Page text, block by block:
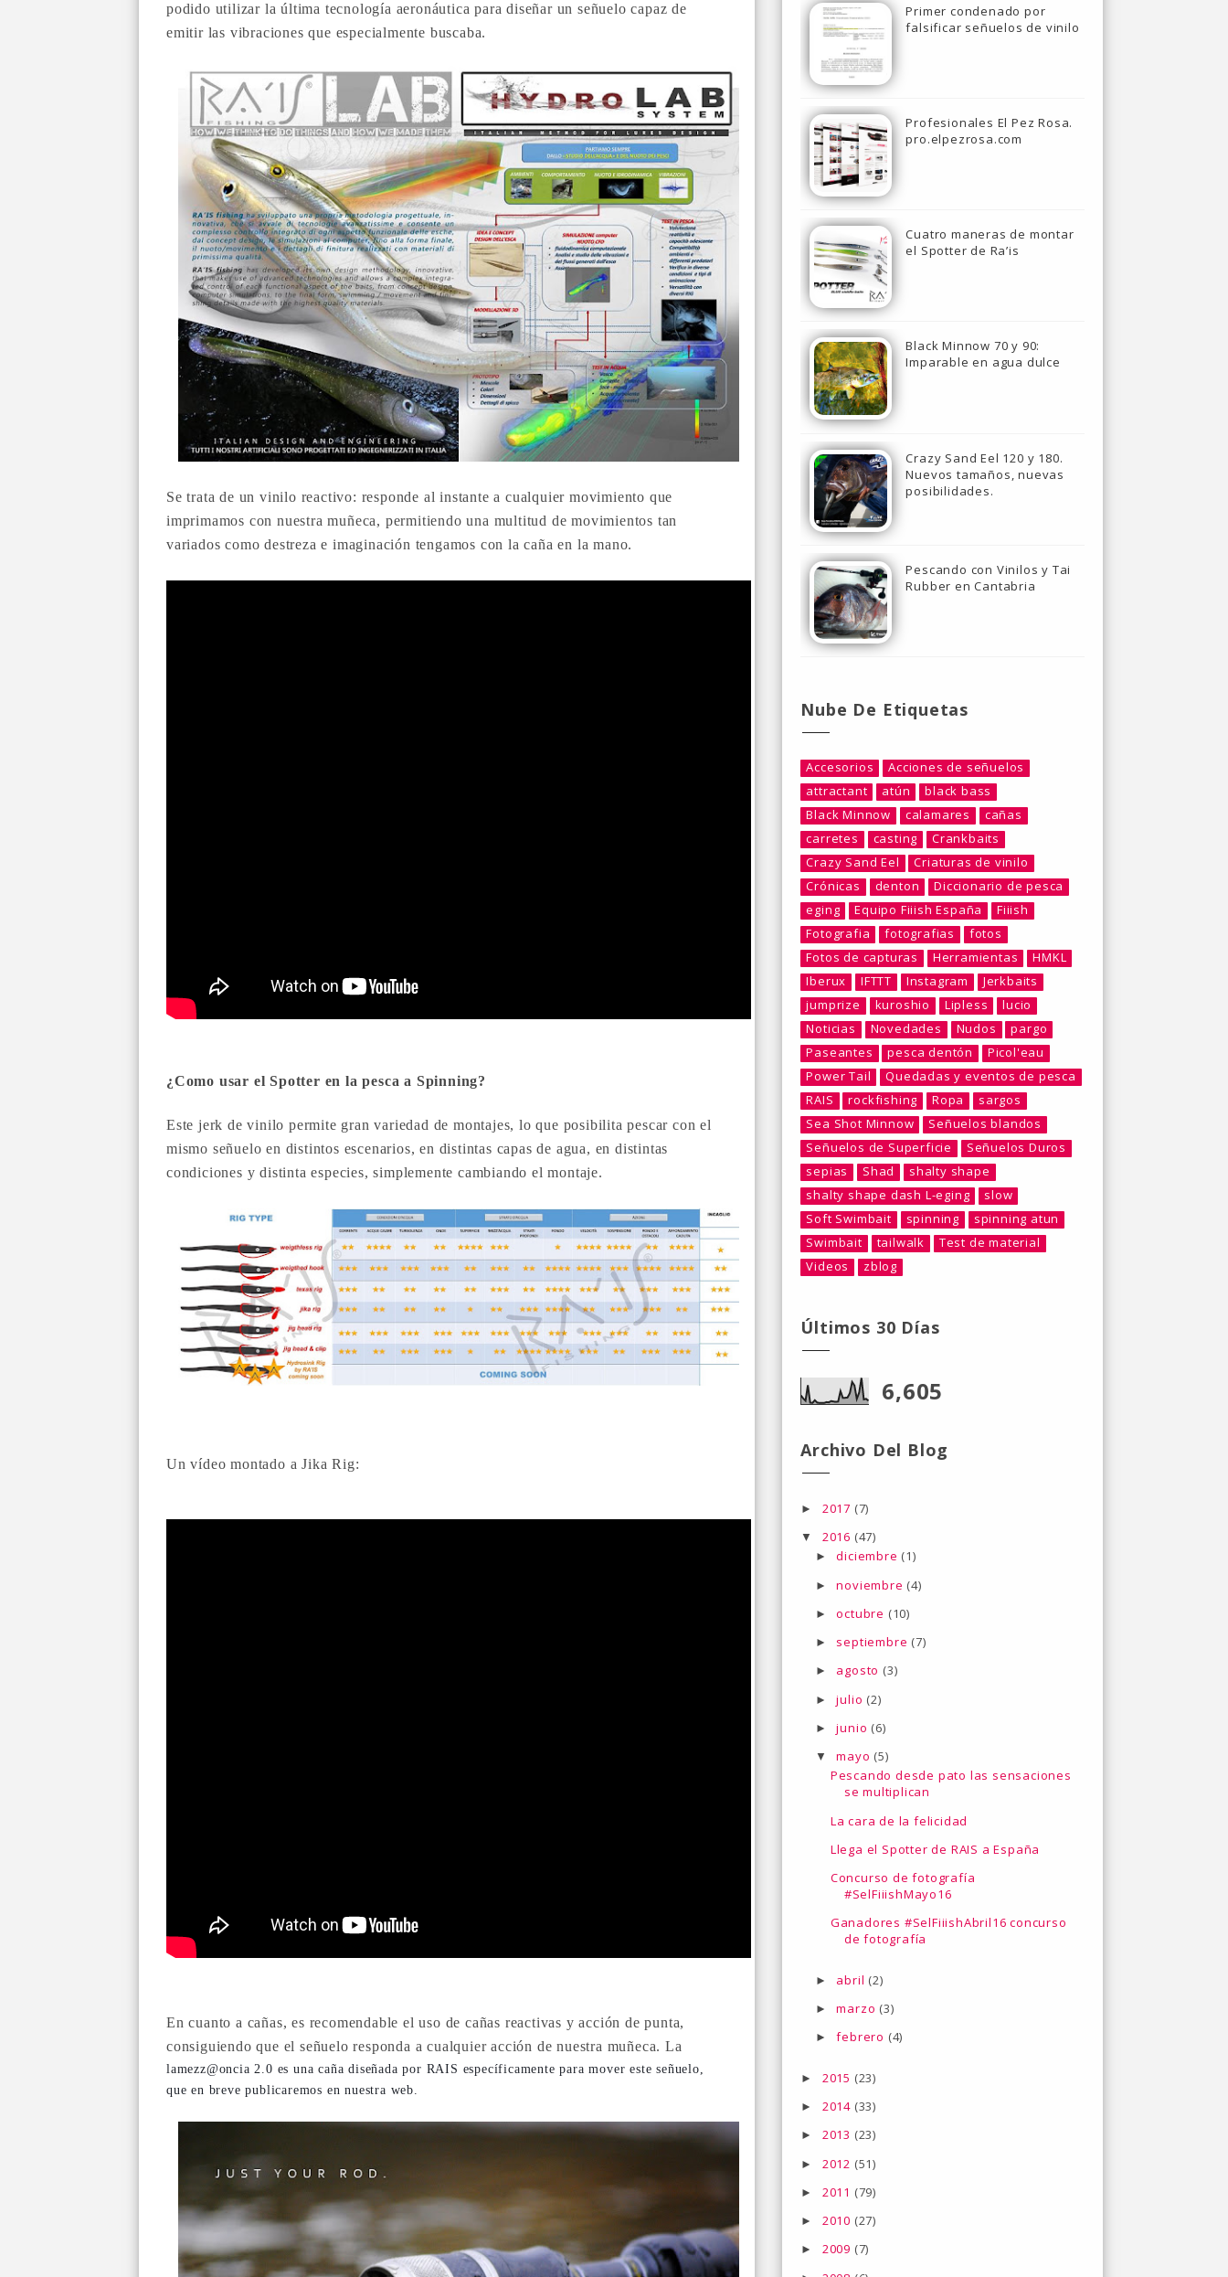
podido utilizar la última tecnología aeronáutica para diseñar un señuelo capaz de
emitir las vibraciones que especialmente buscaba.
Se trata de un vinilo reactivo: responde al instante a cualquier movimiento que
imprimamos con nuestra muñeca, permitiendo una multitud de movimientos tan
variados como destreza e imaginación tengamos con la caña en la mano.
¿Como usar el Spotter en la pesca a Spinning?
Este jerk de vinilo permite gran variedad de montajes, lo que posibilita pescar con el
mismo señuelo en distintos escenarios, en distintas capas de agua, en distintas
condiciones y distinta especies, simplemente cambiando el montaje.
Un vídeo montado a Jika Rig:
En cuanto a cañas, es recomendable el uso de cañas reactivas y acción de punta,
consiguiendo que el señuelo responda a cualquier acción de nuestra muñeca. La
lamezz@oncia 2.0 es una caña diseñada por RAIS específicamente para mover este señuelo,
que en breve publicaremos en nuestra web.
Primer condenado por
falsificar señuelos de vinilo
Profesionales El Pez Rosa.
pro.elpezrosa.com
Cuatro maneras de montar
el Spotter de Ra’is
Black Minnow 70 y 90:
Imparable en agua dulce
Crazy Sand Eel 120 y 180.
Nuevos tamaños, nuevas
posibilidades.
Pescando con Vinilos y Tai
Rubber en Cantabria
Nube De Etiquetas
Accesorios
Acciones de señuelos
attractant
atún
black bass
Black Minnow
calamares
cañas
carretes
casting
Crankbaits
Crazy Sand Eel
Criaturas de vinilo
Crónicas
denton
Diccionario de pesca
eging
Equipo Fiiish España
Fiiish
Fotografia
fotografias
fotos
Fotos de capturas
Herramientas
HMKL
Iberux
IFTTT Instagram
Jerkbaits
jumprize
kuroshio Lipless
lucio
Noticias
Novedades Nudos
pargo
Paseantes
pesca dentón
Picol'eau
Power Tail
Quedadas y eventos de pesca
RAIS
rockfishing Ropa
sargos
Sea Shot Minnow
Señuelos blandos
Señuelos de Superficie
Señuelos Duros
sepias
Shad
shalty shape
shalty shape dash L-eging
slow
Soft Swimbait
spinning
spinning atun
Swimbait
tailwalk
Test de material
Videos
zblog
Últimos 30 Días
6,605
Archivo Del Blog
► 2017 (7)
▼ 2016 (47)
►diciembre (1)
►noviembre (4)
►octubre (10)
► septiembre (7)
► agosto (3)
►julio (2)
►junio (6)
▼mayo (5)
Pescando desde pato las sensaciones
se multiplican
La cara de la felicidad
Llega el Spotter de RAIS a España
Concurso de fotografía
#SelFiiishMayo16
Ganadores #SelFiiishAbril16 concurso
de fotografía
► abril (2)
►marzo (3)
►febrero (4)
► 2015 (23)
► 2014 (33)
► 2013 (23)
► 2012 (51)
► 2011 (79)
► 2010 (27)
► 2009 (7)